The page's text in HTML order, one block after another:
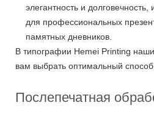
элегантность и
для профессиональных
памятных дневников.
В типографии Hemei Printing
вам выбрать оптимальный способ
Послепечатная